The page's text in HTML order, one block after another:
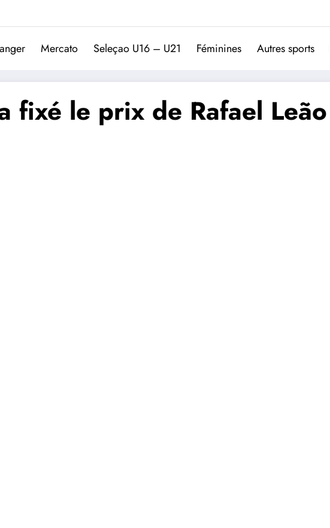
Trivela
L'actualité du football portugais
Mercato Seleçao U16 – U21 Féminines Autres sports
fixé le prix de Rafael Leão